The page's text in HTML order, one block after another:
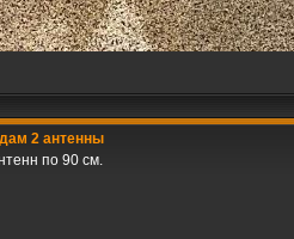
2 антенны
по 90 см.